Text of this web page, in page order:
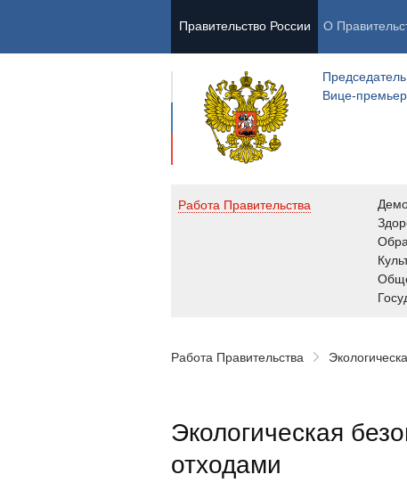
Правительство России О
Вице-
Работа Правительства
Работа Правительства
Экологическая
отходами